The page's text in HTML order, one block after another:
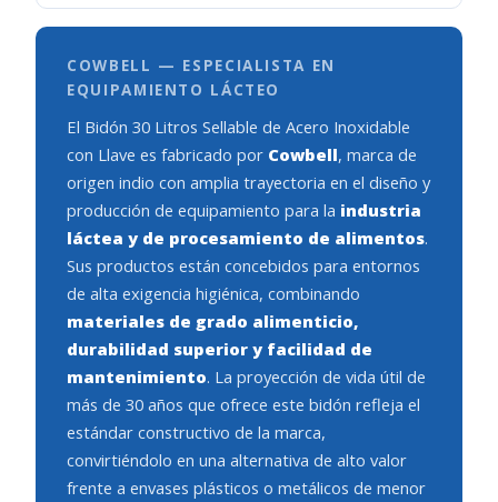
COWBELL — ESPECIALISTA EN
EQUIPAMIENTO LÁCTEO
El Bidón 30 Litros Sellable de Acero Inoxidable
con Llave es fabricado por Cowbell, marca de
origen indio con amplia trayectoria en el diseño y
producción de equipamiento para la industria
láctea y de procesamiento de alimentos.
Sus productos están concebidos para entornos
de alta exigencia higiénica, combinando
materiales de grado alimenticio,
durabilidad superior y facilidad de
mantenimiento. La proyección de vida útil de
más de 30 años que ofrece este bidón refleja el
estándar constructivo de la marca,
convirtiéndolo en una alternativa de alto valor
frente a envases plásticos o metálicos de menor